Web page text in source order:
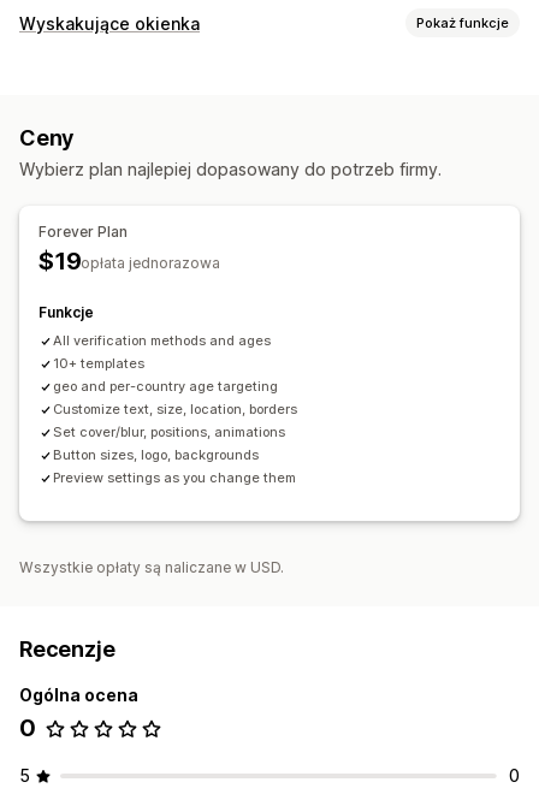
Zgodność
Pola wyboru
Pozycja widżetu
Ograniczenia na stronie
Zapamiętaj mnie
Wyskakujące okienka Pokaż funkcje
Zarządzanie wyskakującymi okienkami
Ceny
Wybierz plan najlepiej dopasowany do potrzeb firmy.
Forever Plan
$19opłata jednorazowa
Funkcje
All verification methods and ages
10+ templates
geo and per-country age targeting
Customize text, size, location, borders
Set cover/blur, positions, animations
Button sizes, logo, backgrounds
Preview settings as you change them
Wszystkie opłaty są naliczane w USD.
Recenzje
Ogólna ocena
0
5 0